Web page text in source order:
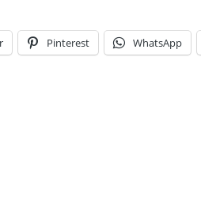
Pinterest WhatsApp